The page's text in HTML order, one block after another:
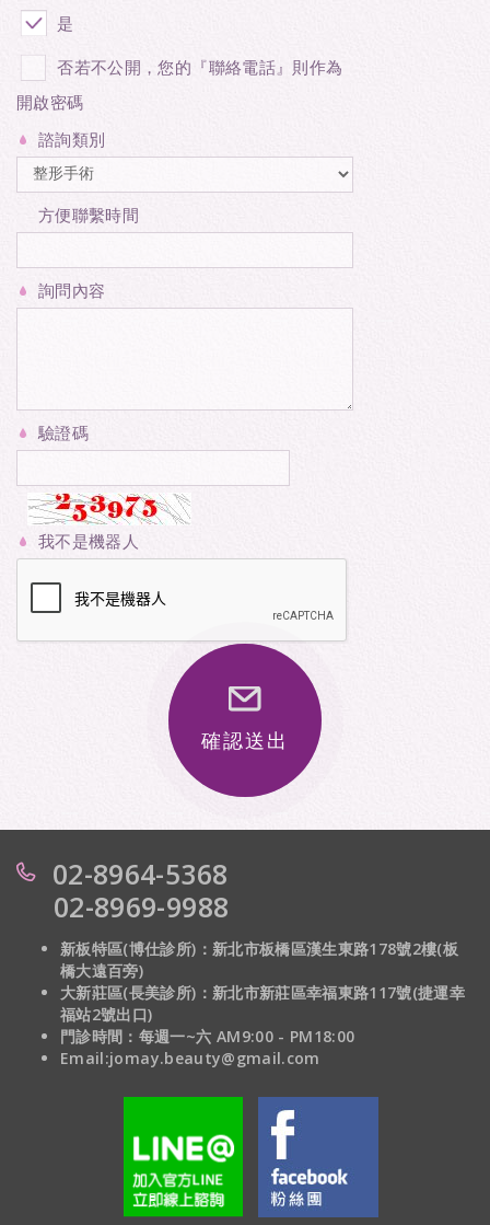
是
否若不公開，您的『聯絡電話』則作為
開啟密碼
諮詢類別
方便聯繫時間
詢問內容
驗證碼
我不是機器人
確認送出
02-8964-5368
02-8969-9988
新板特區(博仕診所)：新北市板橋區漢生東路178號2樓(板
橋大遠百旁)
大新莊區(長美診所)： 新北市新莊區幸福東路117號(捷運幸
福站2號出口)
門診時間：每週一~六 AM9:00 - PM18:00
Email:jomay.beauty@gmail.com